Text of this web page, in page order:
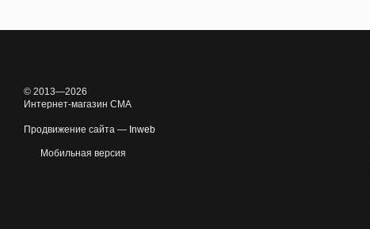
© 2013—2026
Интернет-магазин CMA
Продвижение сайта — Inweb
Мобильная версия